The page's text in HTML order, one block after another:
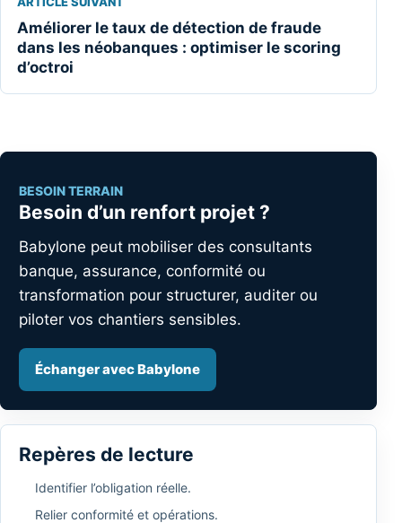
Améliorer le taux de détection de fraude
dans les néobanques : optimiser le scoring
d’octroi
BESOIN TERRAIN
Besoin d’un renfort projet ?
Babylone peut mobiliser des consultants
banque, assurance, conformité ou
transformation pour structurer, auditer ou
piloter vos chantiers sensibles.
Échanger avec Babylone
Repères de lecture
Identifier l’obligation réelle.
Relier conformité et opérations.